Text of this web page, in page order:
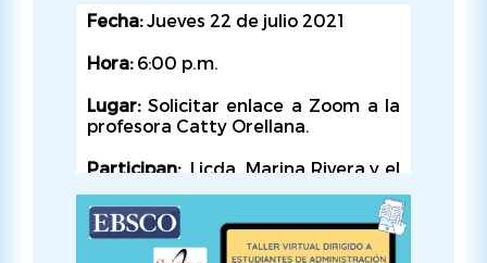
Fecha:Jueves 22 de julio 2021
Hora:6:00 p.m.
Lugar:Solicitar enlace a Zoom a la
profesora Catty Orellana.
Participan:Licda. Marina Rivera y el
Organiza:Biblioteca de la Facultad
de Educación